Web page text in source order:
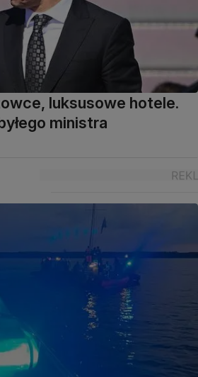
luksusowe hotele.
ministra